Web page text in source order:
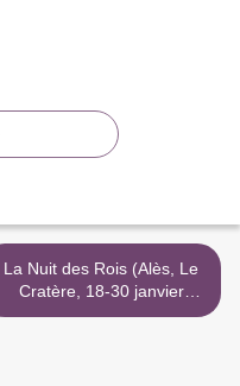
La Nuit des Rois (Alès, Le
Cratère, 18-30 janvier
2016) >